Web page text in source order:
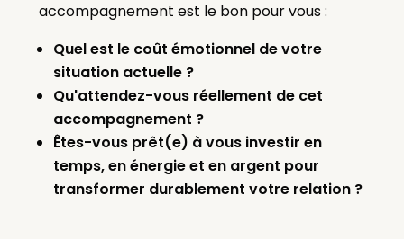
accompagnement est le bon pour vous :
Quel est le coût émotionnel de votre
situation actuelle ?
Qu'attendez-vous réellement de cet
accompagnement ?
Êtes-vous prêt(e) à vous investir en
temps, en énergie et en argent pour
transformer durablement votre relation ?